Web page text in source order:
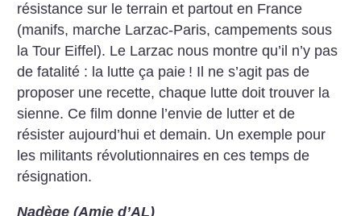
résistance sur le terrain et partout en France
(manifs, marche Larzac-Paris, campements sous
la Tour Eiffel). Le Larzac nous montre qu’il n’y pas
de fatalité : la lutte ça paie ! Il ne s’agit pas de
proposer une recette, chaque lutte doit trouver la
sienne. Ce film donne l’envie de lutter et de
résister aujourd’hui et demain. Un exemple pour
les militants révolutionnaires en ces temps de
résignation.
Nadège (Amie d’AL)